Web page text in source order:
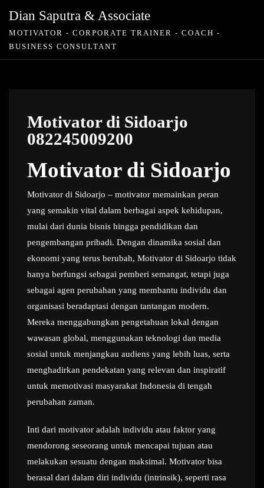
Dian Saputra & Associate
MOTIVATOR - CORPORATE TRAINER - COACH -
BUSINESS CONSULTANT
Motivator di Sidoarjo
082245009200
Motivator di Sidoarjo
Motivator di Sidoarjo – motivator memainkan peran
yang semakin vital dalam berbagai aspek kehidupan,
mulai dari dunia bisnis hingga pendidikan dan
pengembangan pribadi. Dengan dinamika sosial dan
ekonomi yang terus berubah, Motivator di Sidoarjo tidak
hanya berfungsi sebagai pemberi semangat, tetapi juga
sebagai agen perubahan yang membantu individu dan
organisasi beradaptasi dengan tantangan modern.
Mereka menggabungkan pengetahuan lokal dengan
wawasan global, menggunakan teknologi dan media
sosial untuk menjangkau audiens yang lebih luas, serta
menghadirkan pendekatan yang relevan dan inspiratif
untuk memotivasi masyarakat Indonesia di tengah
perubahan zaman.
Inti dari motivator adalah individu atau faktor yang
mendorong seseorang untuk mencapai tujuan atau
melakukan sesuatu dengan maksimal. Motivator bisa
berasal dari dalam diri individu (intrinsik), seperti rasa